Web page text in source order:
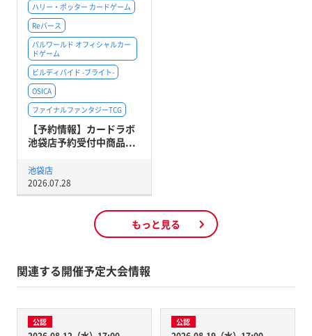
ハリー・ポッター カードゲーム
Reバース
パルワールド オフィシャルカー
ドゲーム
ビルディバイド -ブライト-
OSICA
ファイナルファンタジーTCG
【予約情報】カードラボ
池袋店予約受付中商品...
池袋店
2026.07.28
もっと見る
関連する開催予定大会情報
公認 公認